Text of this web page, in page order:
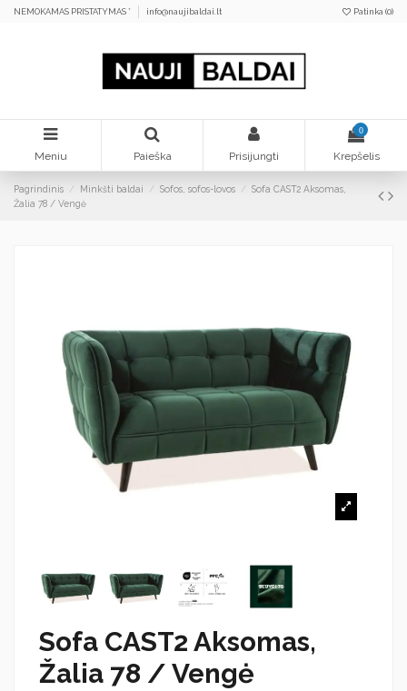
NEMOKAMAS PRISTATYMAS * info@naujibaldai.lt Patinka (0)
Meniu Paieška Prisijungti
0
Krepšelis
Pagrindinis Minkšti baldai Sofos, sofos-lovos
Sofa CAST2 Aksomas,
Žalia 78 / Vengė
Sofa CAST2 Aksomas,
Žalia 78 / Vengė